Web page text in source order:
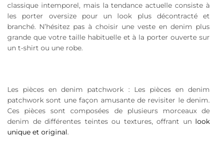
classique intemporel, mais la tendance actuelle consiste à
les porter oversize pour un look plus décontracté et
branché. N’hésitez pas à choisir une veste en denim plus
grande que votre taille habituelle et à la porter ouverte sur
un t-shirt ou une robe.
Les pièces en denim patchwork : Les pièces en denim
patchwork sont une façon amusante de revisiter le denim.
Ces pièces sont composées de plusieurs morceaux de
denim de différentes teintes ou textures, offrant un look
unique et original.